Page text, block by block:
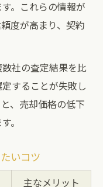
。これらの情報が
度が高まり、契約
社の査定結果を比
することが失敗し
、売却価格の低下
。
いコツ
主なメリット